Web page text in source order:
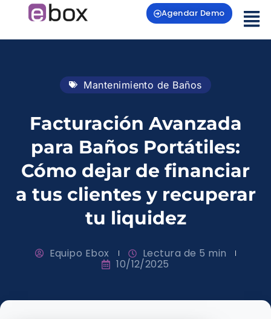
Agendar Demo
Mantenimiento de Baños
Facturación Avanzada
para Baños Portátiles:
Cómo dejar de financiar
a tus clientes y recuperar
tu liquidez
Equipo Ebox Lectura de 5 min
10/12/2025